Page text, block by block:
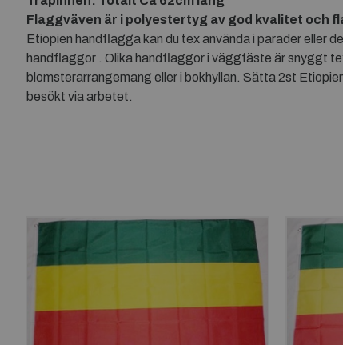
Flaggväven är i polyestertyg av god kvalitet och
Etiopien handflagga kan du tex använda i parader
handflaggor . Olika handflaggor i väggfäste är snyggt
blomsterarrangemang eller i bokhyllan. Sätta 2st
besökt via arbetet.